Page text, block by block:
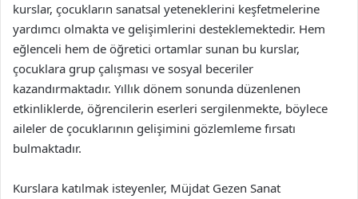
kurslar, çocukların sanatsal yeteneklerini keşfetmelerine
yardımcı olmakta ve gelişimlerini desteklemektedir. Hem
eğlenceli hem de öğretici ortamlar sunan bu kurslar,
çocuklara grup çalışması ve sosyal beceriler
kazandırmaktadır. Yıllık dönem sonunda düzenlenen
etkinliklerde, öğrencilerin eserleri sergilenmekte, böylece
aileler de çocuklarının gelişimini gözlemleme fırsatı
bulmaktadır.
Kurslara katılmak isteyenler, Müjdat Gezen Sanat